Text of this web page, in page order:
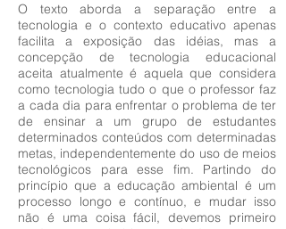
O texto aborda a separação entre a
tecnologia e o contexto educativo apenas
facilita a exposição das idéias, mas a
concepção de tecnologia educacional
aceita atualmente é aquela que considera
como tecnologia tudo o que o professor faz
a cada dia para enfrentar o problema de ter
de ensinar a um grupo de estudantes
determinados conteúdos com determinadas
metas, independentemente do uso de meios
tecnológicos para esse fim. Partindo do
princípio que a educação ambiental é um
processo longo e contínuo, e mudar isso
não é uma coisa fácil, devemos primeiro